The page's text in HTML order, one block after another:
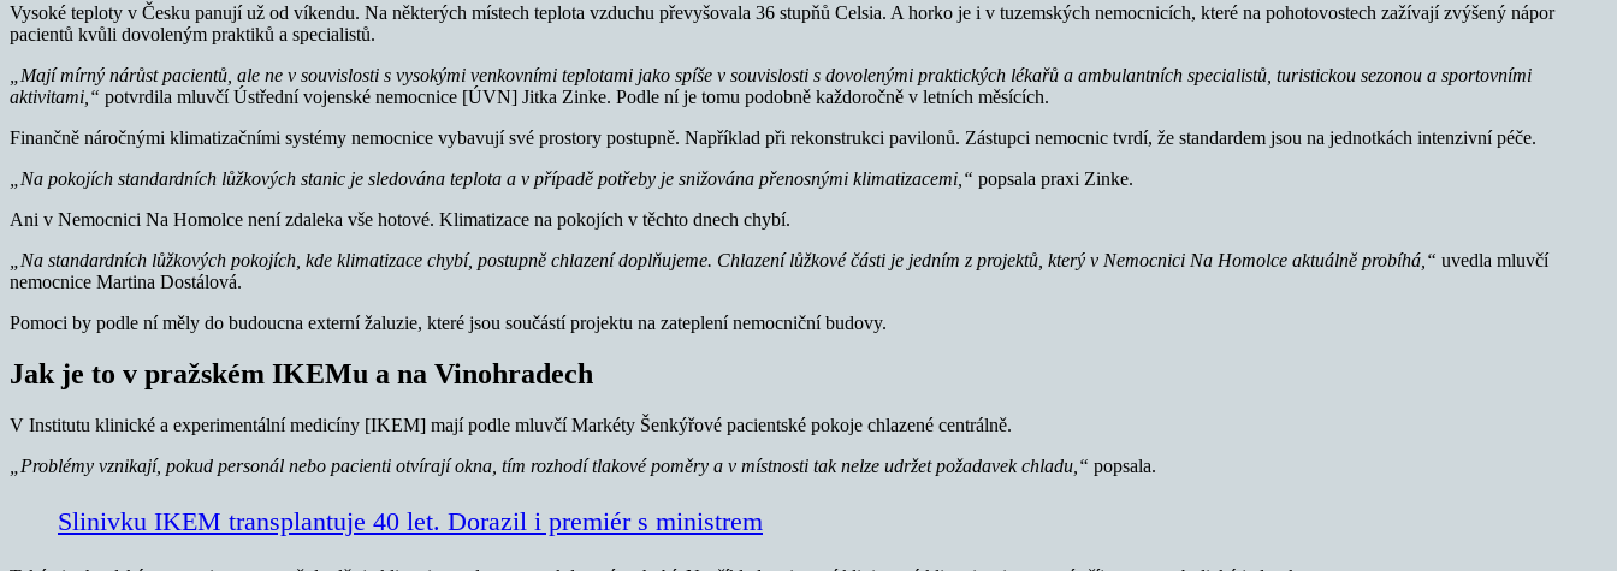
Vysoké teploty v Česku panují už od víkendu. Na některých místech teplota vzduchu převyšovala 36 stupňů Celsia. A horko je i v tuzemských nemocnicích, které na pohotovostech zažívají zvýšený nápor
pacientů kvůli dovoleným praktiků a specialistů.
„Mají mírný nárůst pacientů, ale ne v souvislosti s vysokými venkovními teplotami jako spíše v souvislosti s dovolenými praktických lékařů a ambulantních specialistů, turistickou sezonou a sportovními
aktivitami,“ potvrdila mluvčí Ústřední vojenské nemocnice [ÚVN] Jitka Zinke. Podle ní je tomu podobně každoročně v letních měsících.
Finančně náročnými klimatizačními systémy nemocnice vybavují své prostory postupně. Například při rekonstrukci pavilonů. Zástupci nemocnic tvrdí, že standardem jsou na jednotkách intenzivní péče.
„Na pokojích standardních lůžkových stanic je sledována teplota a v případě potřeby je snižována přenosnými klimatizacemi,“ popsala praxi Zinke.
Ani v Nemocnici Na Homolce není zdaleka vše hotové. Klimatizace na pokojích v těchto dnech chybí.
„Na standardních lůžkových pokojích, kde klimatizace chybí, postupně chlazení doplňujeme. Chlazení lůžkové části je jedním z projektů, který v Nemocnici Na Homolce aktuálně probíhá,“ uvedla mluvčí
nemocnice Martina Dostálová.
Pomoci by podle ní měly do budoucna externí žaluzie, které jsou součástí projektu na zateplení nemocniční budovy.
Jak je to v pražském IKEMu a na Vinohradech
V Institutu klinické a experimentální medicíny [IKEM] mají podle mluvčí Markéty Šenkýřové pacientské pokoje chlazené centrálně.
„Problémy vznikají, pokud personál nebo pacienti otvírají okna, tím rozhodí tlakové poměry a v místnosti tak nelze udržet požadavek chladu,“ popsala.
Slinivku IKEM transplantuje 40 let. Dorazil i premiér s ministrem